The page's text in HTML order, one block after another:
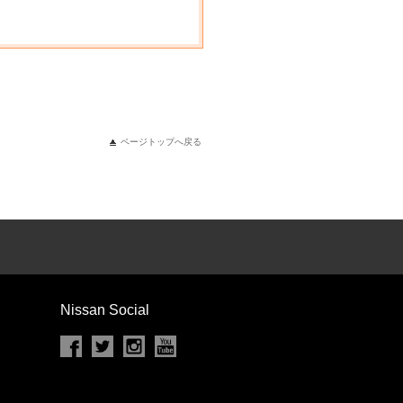
ページトップへ戻る
Nissan Social